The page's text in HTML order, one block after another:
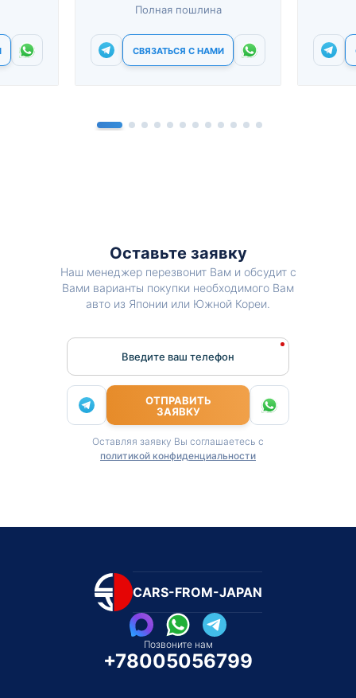
Полная пошлина
СВЯЗАТЬСЯ С НАМИ
Оставьте заявку
Наш менеджер перезвонит Вам и обсудит с
Вами варианты покупки необходимого Вам
авто из Японии или Южной Кореи.
Введите ваш телефон
ОТПРАВИТЬ
ЗАЯВКУ
Оставляя заявку Вы соглашаетесь с
политикой конфиденциальности
CARS-FROM-JAPAN
Позвоните нам
+78005056799